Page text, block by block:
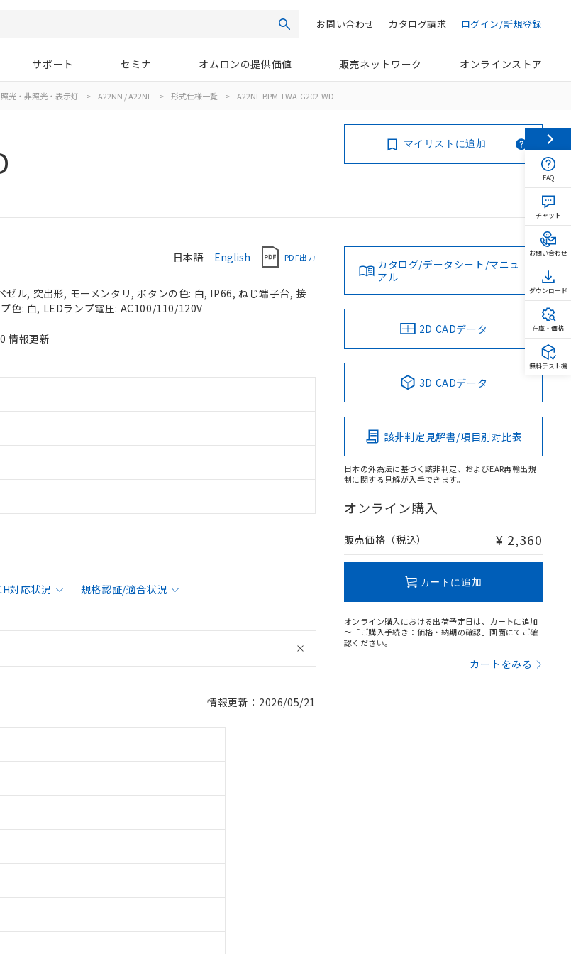
検索 ログイン/新規登録
カタログ請求
お問い合わせ
サポート セミナ オムロンの提供価値 販売ネットワーク オンラインストア
光・非照光・表示灯 > A22NN / A22NL > 形式仕様一覧 > A22NL-BPM-TWA-G202-WD
マイリストに追加
日本語 English PDF出力
ル, 突出形, モーメンタリ, ボタンの色: 白, IP66, ねじ端子台, 接
色: 白, LEDランプ電圧: AC100/110/120V
情報更新
対応状況 規格認証/適合状況
情報更新：2026/05/21
カタログ/データシート/マニュ
アル
2D CADデータ
3D CADデータ
該非判定見解書/項目別対比表
日本の外為法に基づく該非判定、およびEAR再輸出規
制に関する見解が入手できます。
オンライン購入
販売価格（税込） ¥ 2,360
カートに追加
オンライン購入における出荷予定日は、カートに追加
～「ご購入手続き：価格・納期の確認」画面にてご確
認ください。
カートをみる
FAQ
チャット
お問い合わせ
ダウンロード
在庫・価格
無料テスト機